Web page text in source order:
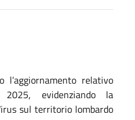
l’aggiornamento relativo
evidenziando la
sul territorio lombardo